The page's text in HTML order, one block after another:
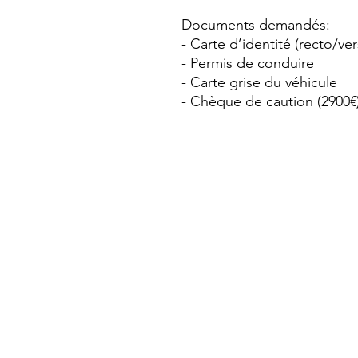
Documents demandés:
- Carte d’identité (recto/
- Permis de conduire
- Carte grise du véhicule
- Chèque de caution